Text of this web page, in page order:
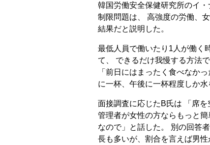
韓国労働安全保健研究所のイ
制限問題は、 高強度の労働、
結果だと説明した。
最低人員で働いたり1人が働く
て、 できるだけ我慢する方法
「前日にはまったく食べなか
に一杯、午後に一杯程度しか水
面接調査に応じたB氏は 「席を
管理者が女性の方ならもっと
なので」と話した。 別の回答
長も多いが、割合を言えば男